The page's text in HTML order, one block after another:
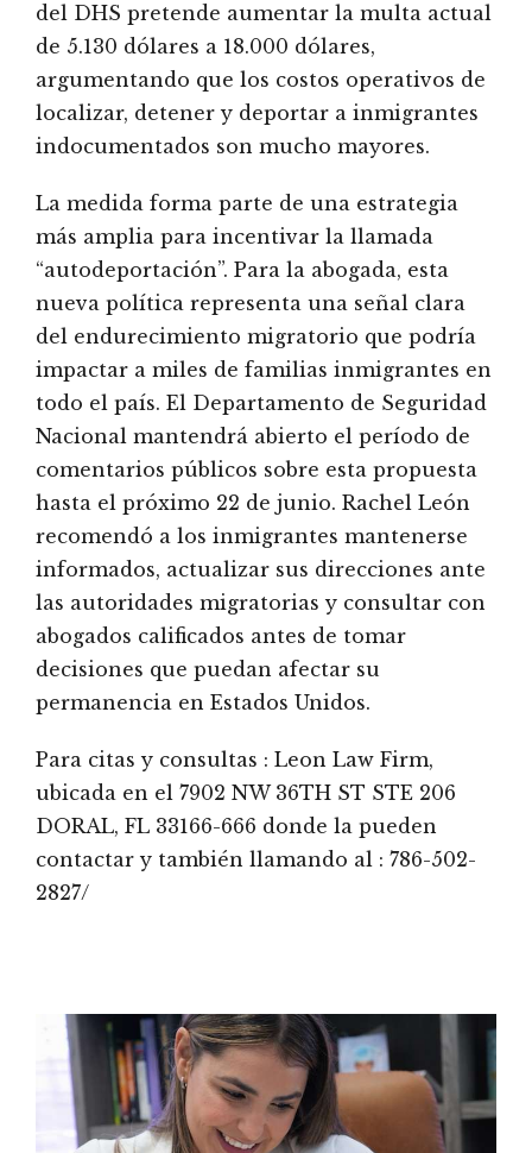
del DHS pretende aumentar la multa actual
de 5.130 dólares a 18.000 dólares,
argumentando que los costos operativos de
localizar, detener y deportar a inmigrantes
indocumentados son mucho mayores.
La medida forma parte de una estrategia
más amplia para incentivar la llamada
“autodeportación”. Para la abogada, esta
nueva política representa una señal clara
del endurecimiento migratorio que podría
impactar a miles de familias inmigrantes en
todo el país. El Departamento de Seguridad
Nacional mantendrá abierto el período de
comentarios públicos sobre esta propuesta
hasta el próximo 22 de junio. Rachel León
recomendó a los inmigrantes mantenerse
informados, actualizar sus direcciones ante
las autoridades migratorias y consultar con
abogados calificados antes de tomar
decisiones que puedan afectar su
permanencia en Estados Unidos.
Para citas y consultas : Leon Law Firm,
ubicada en el 7902 NW 36TH ST STE 206
DORAL, FL 33166-666 donde la pueden
contactar y también llamando al : 786-502-
2827/